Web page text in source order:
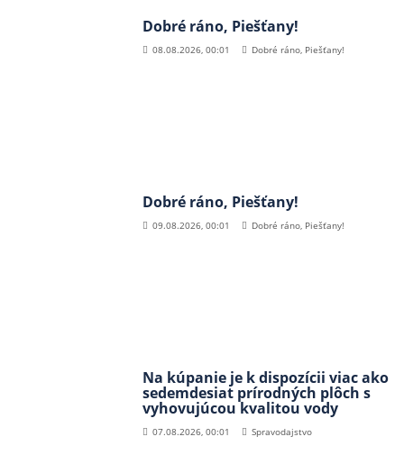
Dobré ráno, Piešťany!
08.08.2026, 00:01 Dobré ráno, Piešťany!
Dobré ráno, Piešťany!
09.08.2026, 00:01 Dobré ráno, Piešťany!
Na kúpanie je k dispozícii viac ako
sedemdesiat prírodných plôch s
vyhovujúcou kvalitou vody
07.08.2026, 00:01 Spravodajstvo